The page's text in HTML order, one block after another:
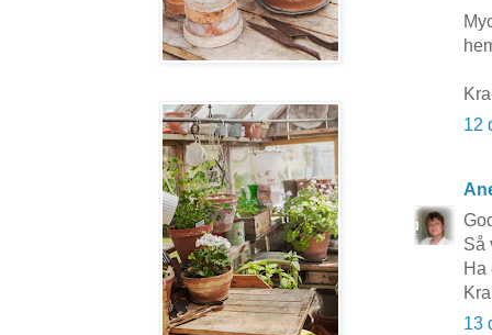
12
Så
Ha
13